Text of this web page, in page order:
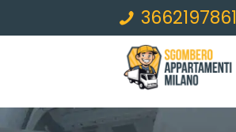
3662197861